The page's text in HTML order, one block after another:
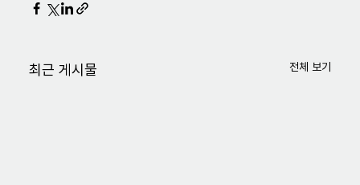
최근 게시물 전체 보기